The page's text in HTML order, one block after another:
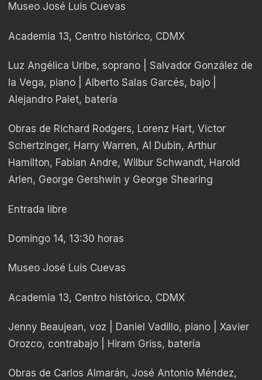
Museo José Luis Cuevas
Academia 13, Centro histórico, CDMX
Luz Angélica Uribe, soprano | Salvador González de
la Vega, piano | Alberto Salas Garcés, bajo |
Alejandro Palet, batería
Obras de Richard Rodgers, Lorenz Hart, Victor
Schertzinger, Harry Warren, Al Dubin, Arthur
Hamilton, Fabian Andre, Wilbur Schwandt, Harold
Arlen, George Gershwin y George Shearing
Entrada libre
Domingo 14, 13:30 horas
Museo José Luis Cuevas
Academia 13, Centro histórico, CDMX
Jenny Beaujean, voz | Daniel Vadillo, piano | Xavier
Orozco, contrabajo | Hiram Griss, batería
Obras de Carlos Almarán, José Antonio Méndez,